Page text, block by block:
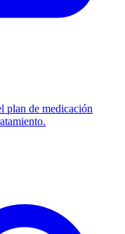
plan de medicación